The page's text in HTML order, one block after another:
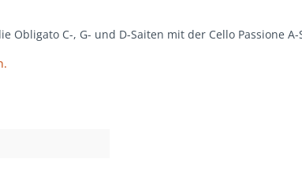
C-, G- und D-Saiten mit der Cello Passione